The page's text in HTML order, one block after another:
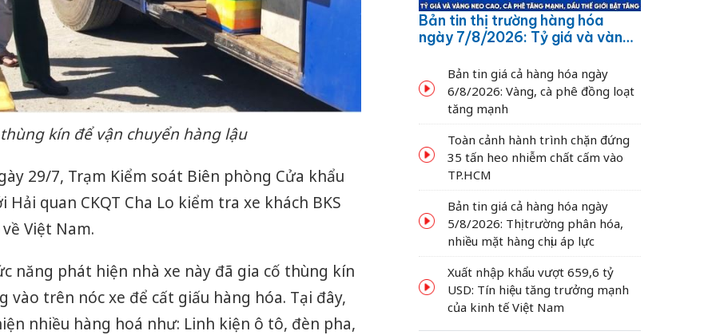
thùng kín để vận chuyển hàng lậu
29/7, Trạm Kiểm soát Biên phòng Cửa khẩu
quan CKQT Cha Lo kiểm tra xe khách BKS
Việt Nam.
năng phát hiện nhà xe này đã gia cố thùng kín
vào trên nóc xe để cất giấu hàng hóa. Tại đây,
nhiều hàng hoá như: Linh kiện ô tô, đèn pha,
Bản tin thị trường hàng hóa
ngày 7/8/2026: Tỷ giá và vàng
dầu thế giới bật tăng
Bản tin giá cả hàng hóa ngày
6/8/2026: Vàng, cà phê đồng loạt
tăng mạnh
Toàn cảnh hành trình chặn đứng
35 tấn heo nhiễm chất cấm vào
TP.HCM
Bản tin giá cả hàng hóa ngày
5/8/2026: Thị trường phân hóa,
nhiều mặt hàng chịu áp lực
Xuất nhập khẩu vượt 659,6 tỷ
USD: Tín hiệu tăng trưởng mạnh
của kinh tế Việt Nam